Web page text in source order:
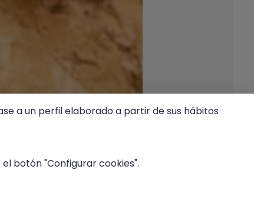
a un perfil elaborado a partir de sus hábitos
botón "Configurar cookies".